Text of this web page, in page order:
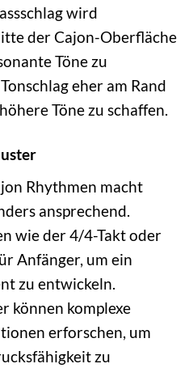
wird
der Cajon-Oberfläche
Töne zu
eher am Rand
Töne zu schaffen.
Rhythmen macht
ansprechend.
wie der 4/4-Takt oder
Anfänger, um ein
zu entwickeln.
können komplexe
erforschen, um
zu